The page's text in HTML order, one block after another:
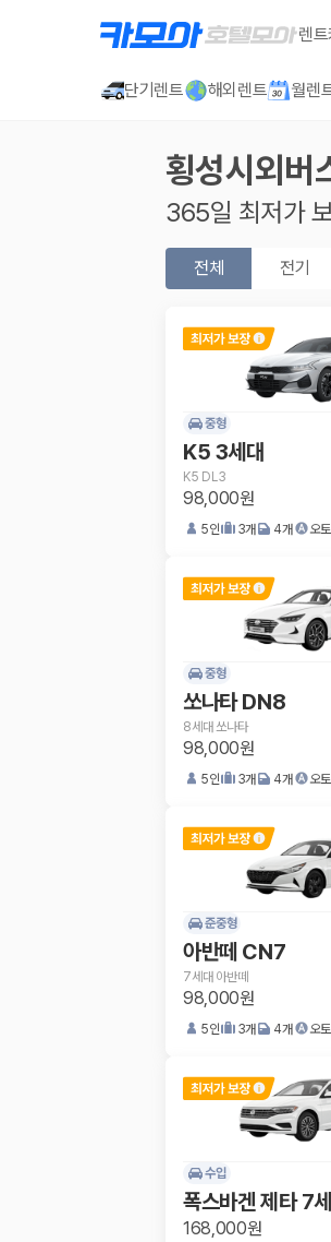
렌
단기렌트 해외렌트 월렌
횡성시외버
365일 최저가
전체 전기
중형
K5 3세대
K5 DL3
98,000원
5인 3개 4개 오토
중형
쏘나타 DN8
8세대 쏘나타
98,000원
5인 3개 4개 오토
준중형
아반떼 CN7
7세대 아반떼
98,000원
5인 3개 4개 오토
수입
폭스바겐 제타 7
168,000원